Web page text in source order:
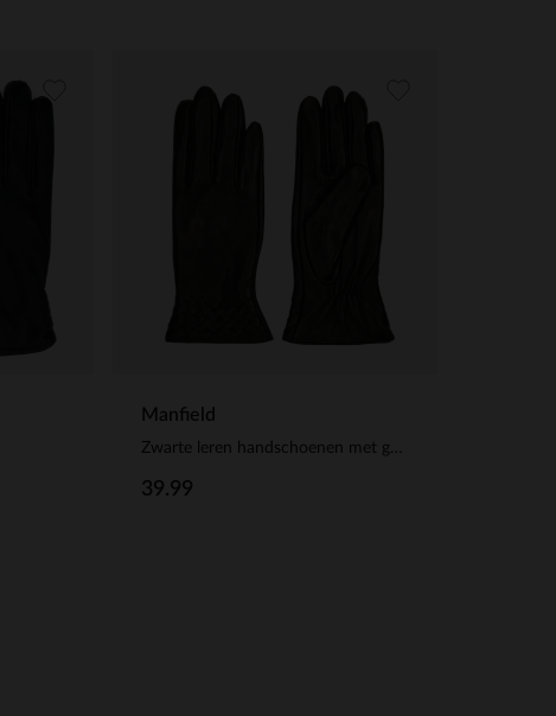
Manfield
Zwarte leren handschoenen met gevlochten details
39.99